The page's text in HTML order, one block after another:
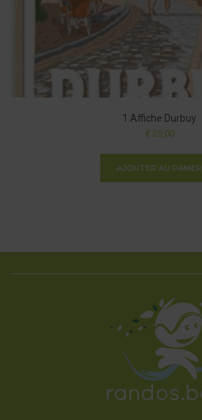
1.Affiche Durbuy
€25,00
AJOUTER AU PANIER